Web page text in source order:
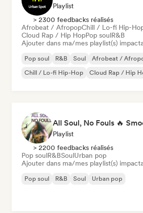
Playlist
> 2300 feedbacks réalisés
Afrobeat / AfropopChill / Lo-fi Hip-
Cloud Rap / Hip HopPop soulR&B
Ajouter dans ma/mes playlist(s)
Pop soul R&B Soul
Afrobeat /
Chill / Lo-fi Hip-Hop
Cloud Rap / Hip
Playlist
> 2200 feedbacks réalisés
Pop soulR&BSoulUrban pop
Ajouter dans ma/mes playlist(s)
Pop soul R&B Soul Urban pop